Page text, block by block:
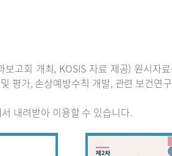
고회 개최, KOSIS 자료 제공) 원시자
평가, 손상예방수칙 개발, 관련 보건연
내려받아 이용할 수 있습니다.